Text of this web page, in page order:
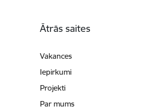
Ātrās saites
Vakances
Iepirkumi
Projekti
Par mums